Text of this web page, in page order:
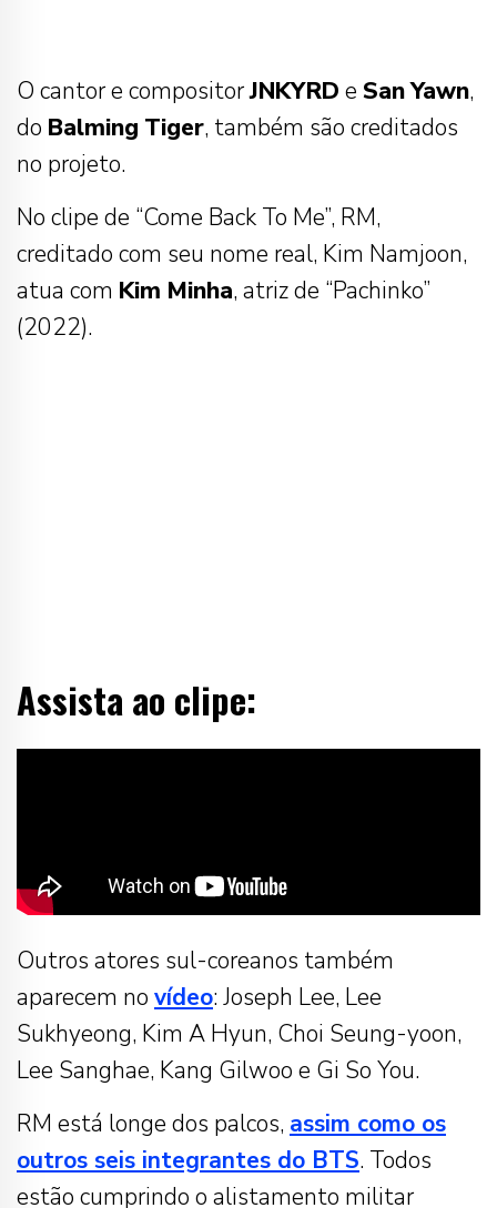
O cantor e compositorJNKYRD e SanYawn,
do Balming Tiger, também são creditados
no projeto.
No clipe de “Come Back To Me”, RM,
creditado com seu nome real, Kim Namjoon,
atua com Kim Minha, atriz de “Pachinko”
(2022).
Assista ao clipe:
Outros atores sul-coreanos também
aparecem no vídeo: Joseph Lee, Lee
Sukhyeong, Kim A Hyun, Choi Seung-yoon,
Lee Sanghae, Kang Gilwoo e Gi So You.
RM está longe dos palcos, assim como os
outros seis integrantes do BTS. Todos
estão cumprindo o alistamento militar